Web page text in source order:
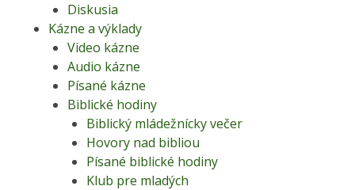
Diskusia
Kázne a výklady
Video kázne
Audio kázne
Písané kázne
Biblické hodiny
Biblický mládežnícky večer
Hovory nad bibliou
Písané biblické hodiny
Klub pre mladých